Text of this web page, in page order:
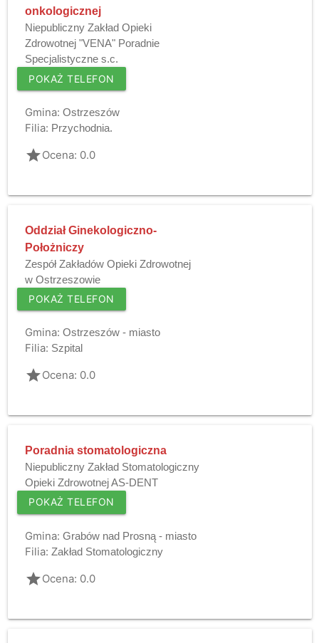
onkologicznej
Niepubliczny Zakład Opieki
Zdrowotnej "VENA" Poradnie
Specjalistyczne s.c.
POKAŻ TELEFON
Gmina: Ostrzeszów
Filia: Przychodnia.
gradeOcena: 0.0
Oddział Ginekologiczno-
Położniczy
Zespół Zakładów Opieki Zdrowotnej
w Ostrzeszowie
POKAŻ TELEFON
Gmina: Ostrzeszów - miasto
Filia: Szpital
gradeOcena: 0.0
Poradnia stomatologiczna
Niepubliczny Zakład Stomatologiczny
Opieki Zdrowotnej AS-DENT
POKAŻ TELEFON
Gmina: Grabów nad Prosną - miasto
Filia: Zakład Stomatologiczny
gradeOcena: 0.0